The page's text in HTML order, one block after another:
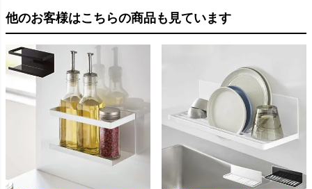
他のお客様はこちらの商品も見ています